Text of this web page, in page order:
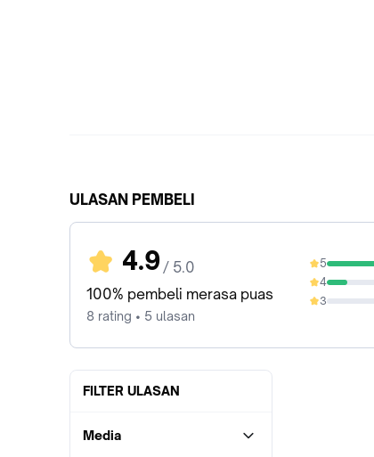
ULASAN PEMBELI
4.9 / 5.0
100% pembeli merasa puas
8 rating • 5 ulasan
5
87.5%
4
12.5%
3
0%
FILTER ULASAN
Media